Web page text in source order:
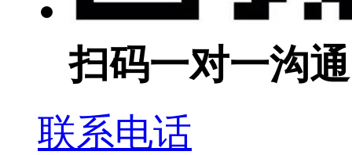
扫码一对一沟通
联系电话